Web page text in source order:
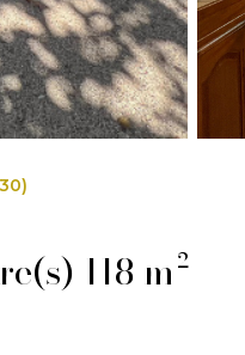
Ferme 4 pièce(s) 3 chambre(s) 118 m²